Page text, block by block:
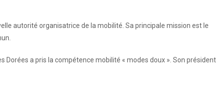
autorité organisatrice de la mobilité. Sa principale mission est le
Dorées a pris la compétence mobilité « modes doux ». Son président